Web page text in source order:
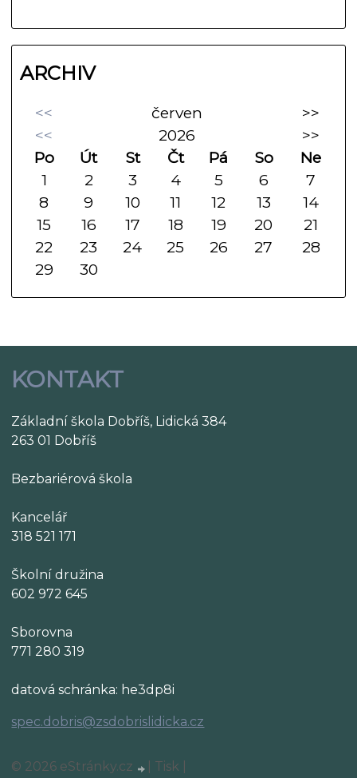
ARCHIV
<< červen
>>
<<
2026
>>
Po
Út St Čt Pá So
Ne
1
2 3 4 5 6
7
8
9 10 11 12 13
14
15
16 17 18 19 20
21
22
23 24 25 26 27
28
29
30
KONTAKT
Základní škola Dobříš, Lidická 384
263 01 Dobříš
Bezbariérová škola
Kancelář
318 521 171
Školní družina
602 972 645
Sborovna
771 280 319
datová schránka: he3dp8i
spec.dobris@zsdobrislidicka.cz
© 2026 eStránky.cz Tisk